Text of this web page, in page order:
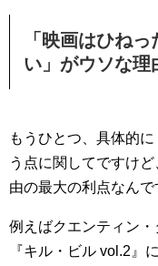
「映画はひね
い」がウソな理
もうひとつ、具体的
う点に関してですけ
由の最大の利点なんで
例えばクエンティン
『キル・ビル vol.2』